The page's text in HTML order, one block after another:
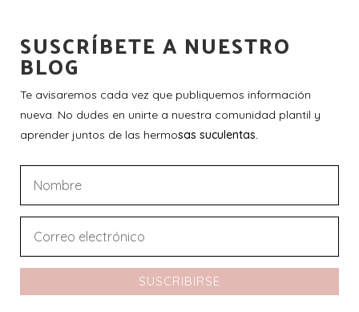
SUSCRÍBETE A NUESTRO
BLOG
Te avisaremos cada vez que publiquemos información
nueva. No dudes en unirte a nuestra comunidad plantil y
aprender juntos de las hermosas suculentas.
SUSCRIBIRSE